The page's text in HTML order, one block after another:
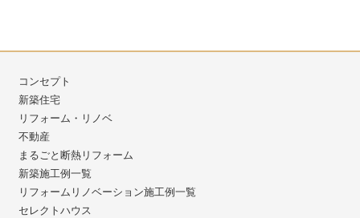
コンセプト
新築住宅
リフォーム・リノベ
不動産
まるごと断熱リフォーム
新築施工例一覧
リフォームリノベーション施工例一覧
セレクトハウス